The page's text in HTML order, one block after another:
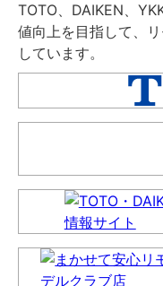
TOTO、DAIKEN、
値向上を目指して、
しています。